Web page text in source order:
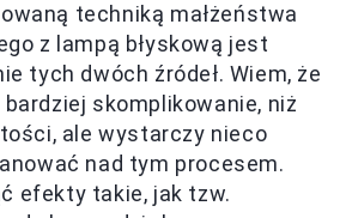
techniką małżeństwa
z lampą błyskową jest
tych dwóch źródeł. Wiem, że
skomplikowanie, niż
ale wystarczy nieco
nad tym procesem.
efekty takie, jak tzw.